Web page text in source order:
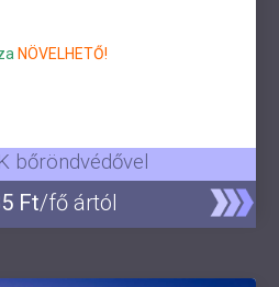
NÖVELHETŐ!
bőröndvédővel
Ft/fő ártól